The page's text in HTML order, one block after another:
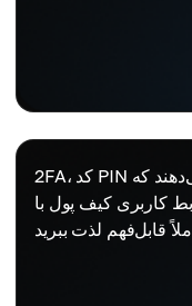
2FA، کد PIN و رمزنگاری به شما اطمینان می‌دهند که
کاربری کیف پول با